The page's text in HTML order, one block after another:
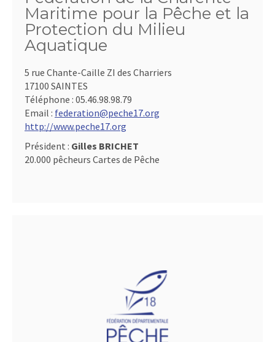
Maritime pour la Pêche et la
Protection du Milieu
Aquatique
5 rue Chante-Caille ZI des Charriers
17100 SAINTES
Téléphone : 05.46.98.98.79
Email : federation@peche17.org
http://www.peche17.org
Président : Gilles BRICHET
20.000 pêcheurs Cartes de Pêche